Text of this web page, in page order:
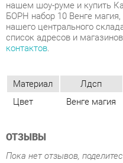
Материал
Лдсп
Цвет
Венге магия
Пока нет отзывов,